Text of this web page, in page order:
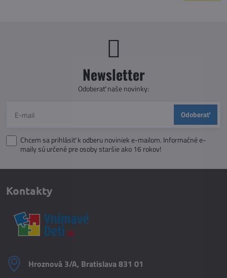
Newsletter
Odoberať naše novinky:
Odoberať
Chcem sa prihlásiť k odberu noviniek e-mailom. Informačné e-
maily sú určené pre osoby staršie ako 16 rokov!
Kontakty
Hroznová 3/A, Bratislava 831 01